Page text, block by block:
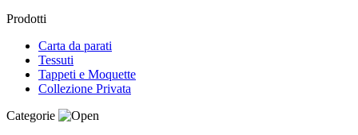
Prodotti
Carta da parati
Tessuti
Tappeti e Moquette
Collezione Privata
Categorie